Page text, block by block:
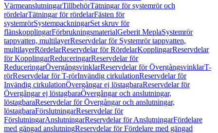
VärmeanslutningarTillbehörTätningar för systemrör och
rördelarTätningar för rördelarFästen för
systemrörSystempackningarSet skruv för
flänskopplingarFörbrukningsmaterialGeberit MeplaSystemrör
tappvatten, multilayerReservdelar för Systemrör tappvatten,
multilayerRördelarReservdelar för RördelarKopplingarReservdelar
för KopplingarReduceringarReservdelar för
ReduceringarÖvergångsvinklarReservdelar för ÖvergångsvinklarT-
rörReservdelar för T-rörInvändig cirkulationReservdelar för
Invändig cirkulationÖvergångar ej löstagbaraReservdelar för
Övergångar ej löstagbaraÖvergångar och anslutningar,
löstagbaraReservdelar för Övergångar och anslutningar,
löstagbaraFörslutningarReservdelar för
FörslutningarAnslutningarReservdelar för AnslutningarFördelare
med gängad anslutningReservdelar för Fördelare med gängad